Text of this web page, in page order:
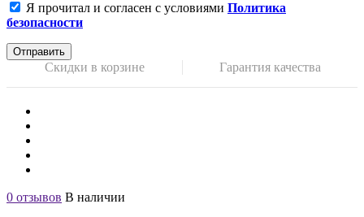
Я прочитал и согласен с условиями Политика
безопасности
Отправить
Скидки в корзине Гарантия качества
0 отзывов В наличии